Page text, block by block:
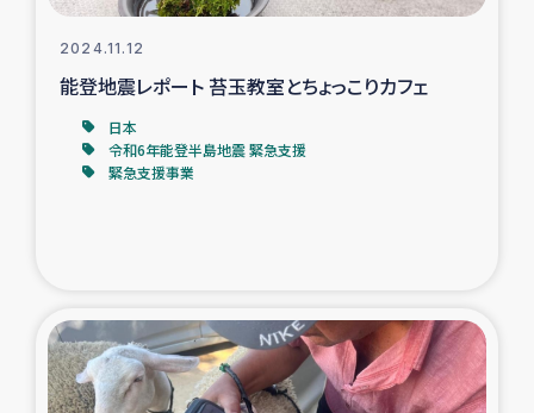
トルコにおけるシリア難民支援事業
インドネシア中部 スラウェシの地震・津波被災者支援
スリランカ ムライティブ県帰還民の生活再建支援
スリランカ南部洪水被災者支援
スリランカの南北女性をつなぐサリー・リサイクル・プロ
2024.11.12
能登地震レポート 苔玉教室とちょっこりカフェ
日本
令和6年能登半島地震 緊急支援
緊急支援事業